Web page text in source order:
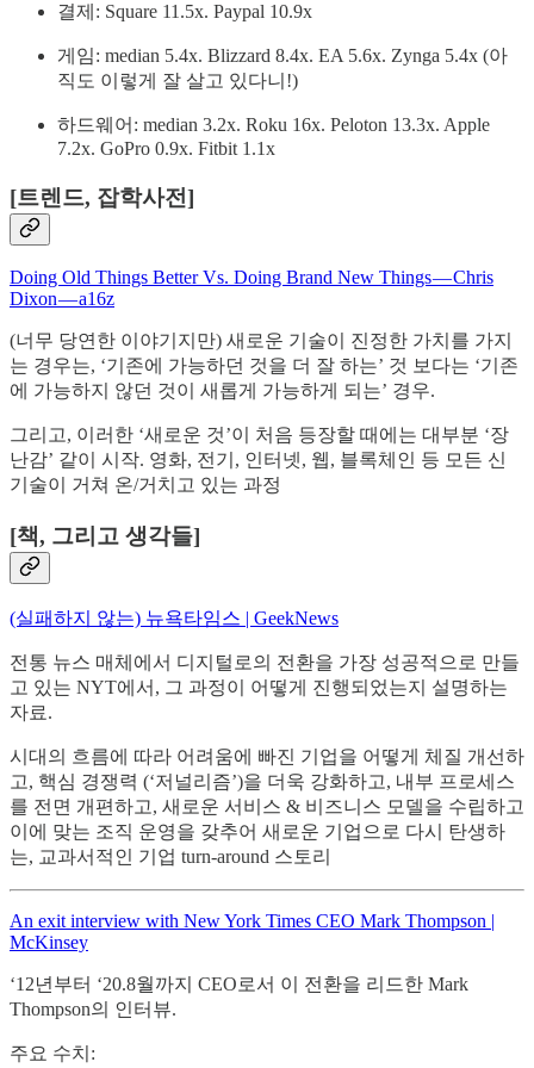
결제: Square 11.5x. Paypal 10.9x
게임: median 5.4x. Blizzard 8.4x. EA 5.6x. Zynga 5.4x (아
직도 이렇게 잘 살고 있다니!)
하드웨어: median 3.2x. Roku 16x. Peloton 13.3x. Apple
7.2x. GoPro 0.9x. Fitbit 1.1x
[트렌드, 잡학사전]
Doing Old Things Better Vs. Doing Brand New Things — Chris
Dixon — a16z
(너무 당연한 이야기지만) 새로운 기술이 진정한 가치를 가지
는 경우는, ‘기존에 가능하던 것을 더 잘 하는’ 것 보다는 ‘기존
에 가능하지 않던 것이 새롭게 가능하게 되는’ 경우.
그리고, 이러한 ‘새로운 것’이 처음 등장할 때에는 대부분 ‘장
난감’ 같이 시작. 영화, 전기, 인터넷, 웹, 블록체인 등 모든 신
기술이 거쳐 온/거치고 있는 과정
[책, 그리고 생각들]
(실패하지 않는) 뉴욕타임스 | GeekNews
전통 뉴스 매체에서 디지털로의 전환을 가장 성공적으로 만들
고 있는 NYT에서, 그 과정이 어떻게 진행되었는지 설명하는
자료.
시대의 흐름에 따라 어려움에 빠진 기업을 어떻게 체질 개선하
고, 핵심 경쟁력 (‘저널리즘’)을 더욱 강화하고, 내부 프로세스
를 전면 개편하고, 새로운 서비스 & 비즈니스 모델을 수립하고
이에 맞는 조직 운영을 갖추어 새로운 기업으로 다시 탄생하
는, 교과서적인 기업 turn-around 스토리
An exit interview with New York Times CEO Mark Thompson |
McKinsey
‘12년부터 ‘20.8월까지 CEO로서 이 전환을 리드한 Mark
Thompson의 인터뷰.
주요 수치: